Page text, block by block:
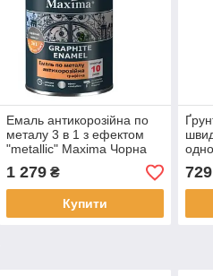
Емаль антикорозійна по
металу 3 в 1 з ефектом
"metallic" Maxima Чорна
2.3кг текстура мерехтіння
маскує та вирівнює
нерівності
1 279₴
Купити
729